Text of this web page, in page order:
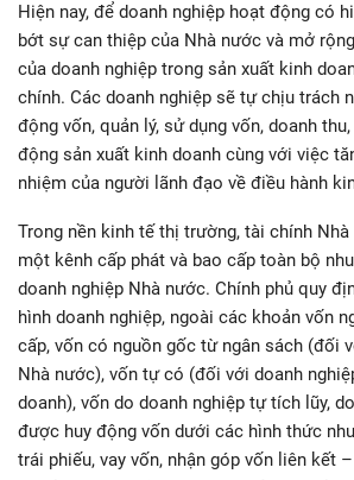
Hiện nay, để doanh nghiệp hoạt động có
bớt sự can thiệp của Nhà nước và mở
của doanh nghiệp trong sản xuất kinh
chính. Các doanh nghiệp sẽ tự chịu trách
động vốn, quản lý, sử dụng vốn, doanh
động sản xuất kinh doanh cùng với việc
nhiệm của người lãnh đạo về điều hành
Trong nền kinh tế thị trường, tài chính
một kênh cấp phát và bao cấp toàn bộ
doanh nghiệp Nhà nước. Chính phủ quy
hình doanh nghiệp, ngoài các khoản vốn
cấp, vốn có nguồn gốc từ ngân sách (đối
Nhà nước), vốn tự có (đối với doanh
doanh), vốn do doanh nghiệp tự tích lũy,
được huy động vốn dưới các hình thức
trái phiếu, vay vốn, nhận góp vốn liên kết